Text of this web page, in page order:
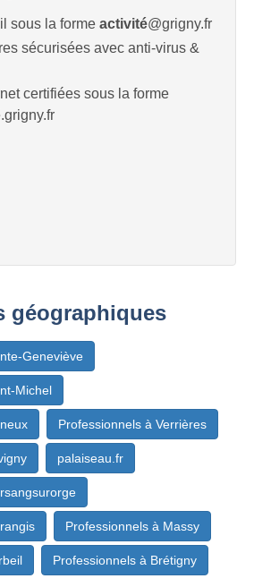
sous la forme activité@grigny.fr
sécurisées avec anti-virus &
certifiées sous la forme
géographiques
Geneviève
Michel
Professionnels à Verrières
palaiseau.fr
Professionnels à Massy
Professionnels à Brétigny